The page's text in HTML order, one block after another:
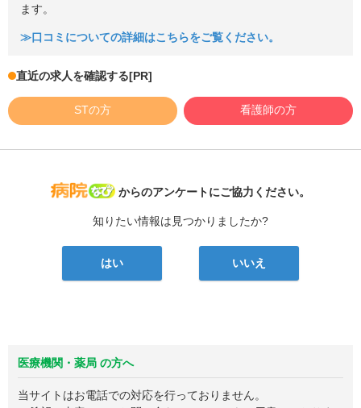
ます。
≫口コミについての詳細はこちらをご覧ください。
直近の求人を確認する[PR]
STの方 看護師の方
病院なび
からのアンケートにご協力ください。
知りたい情報は見つかりましたか?
はい いいえ
医療機関・薬局 の方へ
当サイトはお電話での対応を行っておりません。